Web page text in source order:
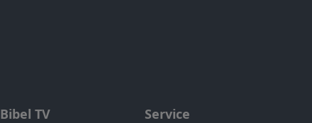
Bibel TV Service